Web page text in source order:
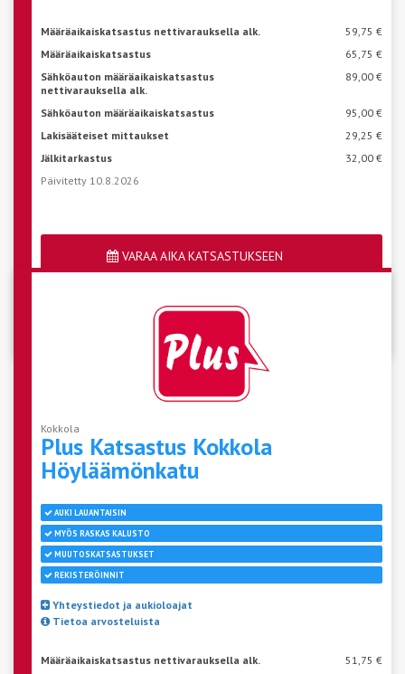
Määräaikaiskatsastus nettivarauksella alk.
59,75 €
Määräaikaiskatsastus
65,75 €
Sähköauton määräaikaiskatsastus
nettivarauksella alk.
89,00 €
Sähköauton määräaikaiskatsastus
95,00 €
Lakisääteiset mittaukset
29,25 €
Jälkitarkastus
32,00 €
Päivitetty 10.8.2026
VARAA AIKA KATSASTUKSEEN
Kokkola
Plus Katsastus Kokkola
Höyläämönkatu
AUKI LAUANTAISIN
MYÖS RASKAS KALUSTO
MUUTOSKATSASTUKSET
REKISTERÖINNIT
Yhteystiedot ja aukioloajat
Tietoa arvosteluista
Määräaikaiskatsastus nettivarauksella alk. 51,75 €